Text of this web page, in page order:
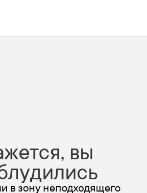
вы
в зону неподходящего